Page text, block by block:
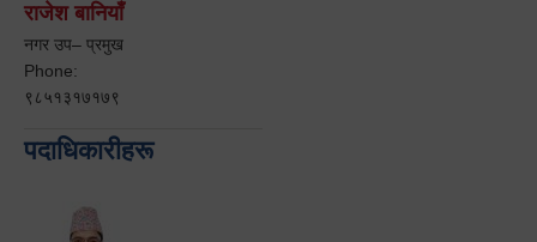
राजेश बानियाँ
नगर उप– प्रमुख
Phone:
९८५१३१७१७९
पदाधिकारीहरू